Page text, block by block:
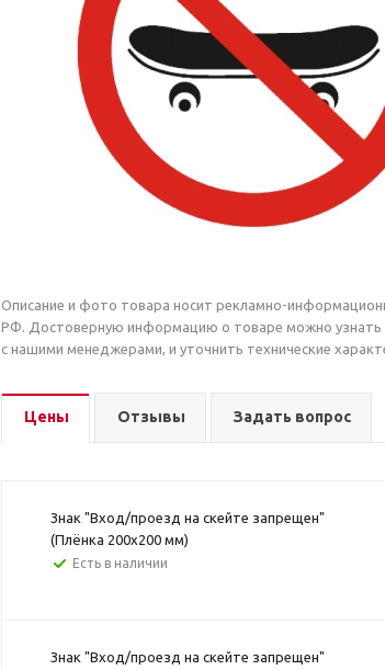
Описание и фото товара носит рекламно-
РФ. Достоверную информацию о товаре можно узнать
с нашими менеджерами, и уточнить технические
Цены Отзывы Задать вопрос
Знак "Вход/проезд на скейте запрещен"
(Плёнка 200x200 мм)
Есть в наличии
Знак "Вход/проезд на скейте запрещен"